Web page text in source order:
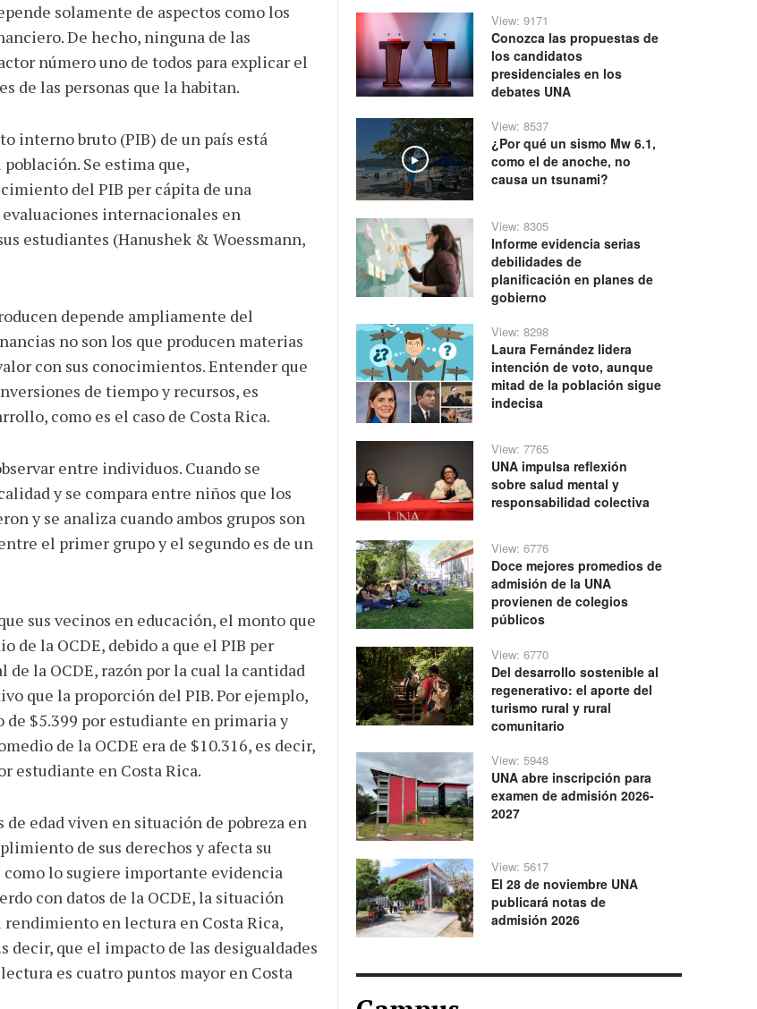
solamente de aspectos como los
De hecho, ninguna de las
número uno de todos para explicar el
de las personas que la habitan.
interno bruto (PIB) de un país está
Se estima que,
del PIB per cápita de una
internacionales en
estudiantes (Hanushek & Woessmann,
depende ampliamente del
no son los que producen materias
con sus conocimientos. Entender que
de tiempo y recursos, es
como es el caso de Costa Rica.
entre individuos. Cuando se
y se compara entre niños que los
y se analiza cuando ambos grupos son
el primer grupo y el segundo es de un
sus vecinos en educación, el monto que
la OCDE, debido a que el PIB per
la OCDE, razón por la cual la cantidad
que la proporción del PIB. Por ejemplo,
$5.399 por estudiante en primaria y
de la OCDE era de $10.316, es decir,
estudiante en Costa Rica.
edad viven en situación de pobreza en
de sus derechos y afecta su
lo sugiere importante evidencia
con datos de la OCDE, la situación
en lectura en Costa Rica,
decir, que el impacto de las desigualdades
es cuatro puntos mayor en Costa
View: 9171
Conozca las propuestas de
los candidatos
presidenciales en los
debates UNA
Play
View: 8537
¿Por qué un sismo Mw 6.1,
como el de anoche, no
causa un tsunami?
View: 8305
Informe evidencia serias
debilidades de
planificación en planes de
gobierno
View: 8298
Laura Fernández lidera
intención de voto, aunque
mitad de la población sigue
indecisa
View: 7765
UNA impulsa reflexión
sobre salud mental y
responsabilidad colectiva
View: 6776
Doce mejores promedios de
admisión de la UNA
provienen de colegios
públicos
View: 6770
Del desarrollo sostenible al
regenerativo: el aporte del
turismo rural y rural
comunitario
View: 5948
UNA abre inscripción para
examen de admisión 2026-
2027
View: 5617
El 28 de noviembre UNA
publicará notas de
admisión 2026